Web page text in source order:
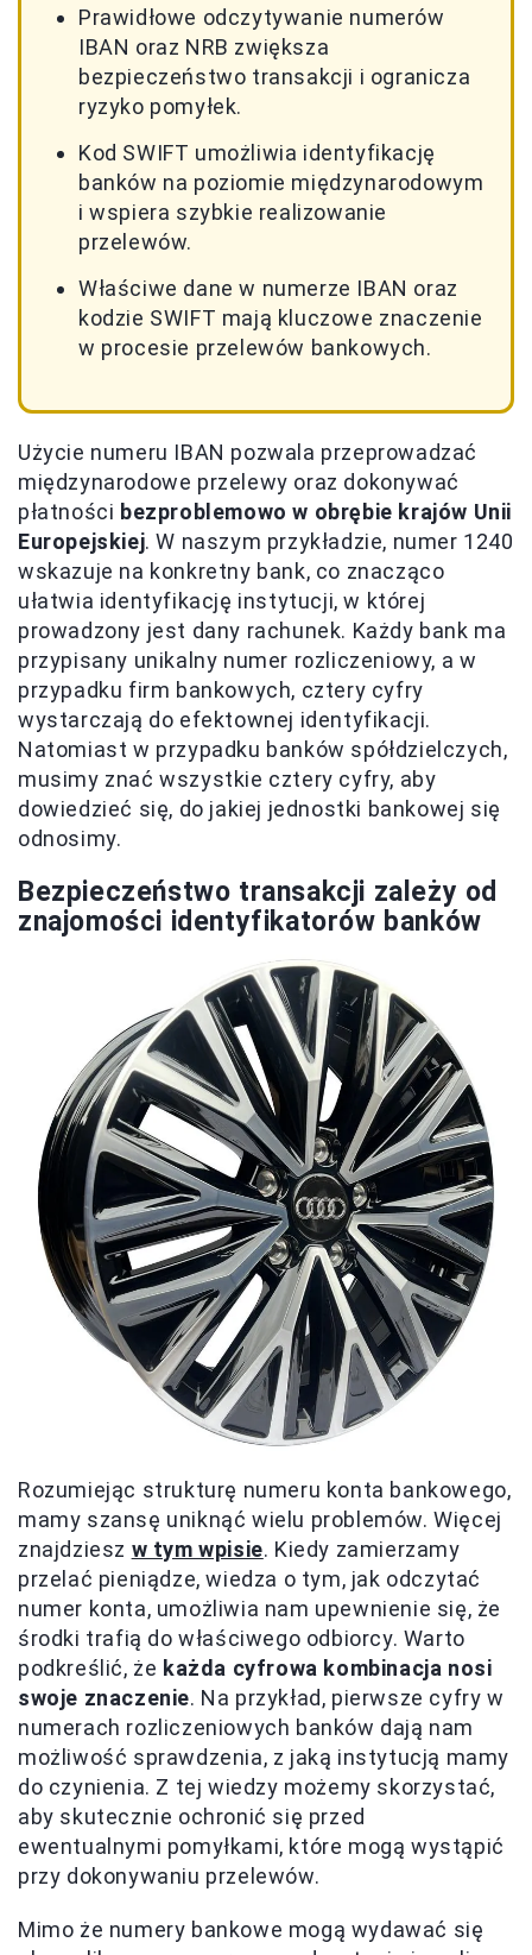
Prawidłowe odczytywanie numerów
IBAN oraz NRB zwiększa
bezpieczeństwo transakcji i ogranicza
ryzyko pomyłek.
Kod SWIFT umożliwia identyfikację
banków na poziomie międzynarodowym
i wspiera szybkie realizowanie
przelewów.
Właściwe dane w numerze IBAN oraz
kodzie SWIFT mają kluczowe znaczenie
w procesie przelewów bankowych.
Użycie numeru IBAN pozwala przeprowadzać
międzynarodowe przelewy oraz dokonywać
płatności bezproblemowo w obrębie krajów Unii
Europejskiej. W naszym przykładzie, numer 1240
wskazuje na konkretny bank, co znacząco
ułatwia identyfikację instytucji, w której
prowadzony jest dany rachunek. Każdy bank ma
przypisany unikalny numer rozliczeniowy, a w
przypadku firm bankowych, cztery cyfry
wystarczają do efektownej identyfikacji.
Natomiast w przypadku banków spółdzielczych,
musimy znać wszystkie cztery cyfry, aby
dowiedzieć się, do jakiej jednostki bankowej się
odnosimy.
Bezpieczeństwo transakcji zależy od
znajomości identyfikatorów banków
Rozumiejąc strukturę numeru konta bankowego,
mamy szansę uniknąć wielu problemów. Więcej
znajdziesz w tym wpisie. Kiedy zamierzamy
przelać pieniądze, wiedza o tym, jak odczytać
numer konta, umożliwia nam upewnienie się, że
środki trafią do właściwego odbiorcy. Warto
podkreślić, że każda cyfrowa kombinacja nosi
swoje znaczenie. Na przykład, pierwsze cyfry w
numerach rozliczeniowych banków dają nam
możliwość sprawdzenia, z jaką instytucją mamy
do czynienia. Z tej wiedzy możemy skorzystać,
aby skutecznie ochronić się przed
ewentualnymi pomyłkami, które mogą wystąpić
przy dokonywaniu przelewów.
Mimo że numery bankowe mogą wydawać się